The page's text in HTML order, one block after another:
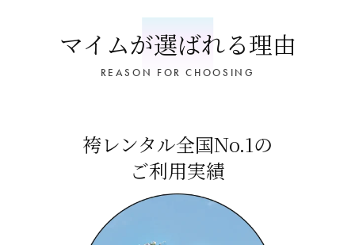
マイムが選ばれる理由
REASON FOR CHOOSING
袴レンタル全国No.1の
ご利用実績